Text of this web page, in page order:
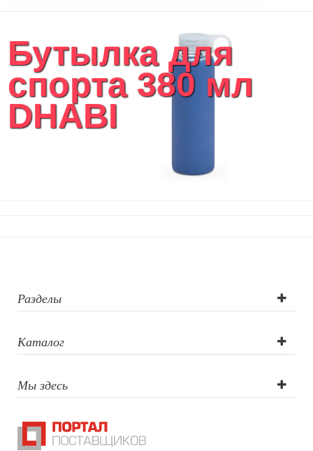
Бутылка для
спорта 380 мл
DHABI
Разделы
Каталог
Мы здесь